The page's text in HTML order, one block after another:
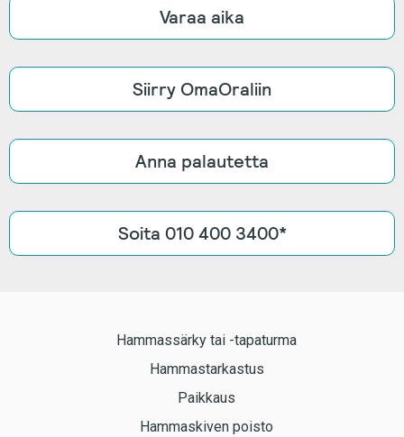
Varaa aika
Siirry OmaOraliin
Anna palautetta
Soita 010 400 3400*
Hammassärky tai -tapaturma
Hammastarkastus
Paikkaus
Hammaskiven poisto